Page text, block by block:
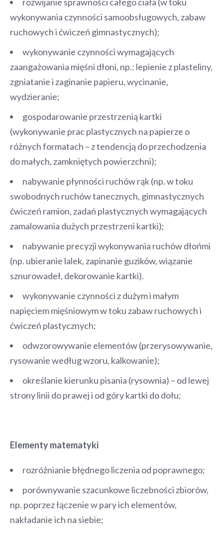
wykonywania czynności samoobsługowych, zabaw
ruchowych i ćwiczeń gimnastycznych);
wykonywanie czynności wymagających
zaangażowania mięśni dłoni, np.: lepienie z plasteliny,
zgniatanie i zaginanie papieru, wycinanie,
wydzieranie;
gospodarowanie przestrzenią kartki
(wykonywanie prac plastycznych na papierze o
różnych formatach – z tendencją do przechodzenia
do małych, zamkniętych powierzchni);
nabywanie płynności ruchów rąk (np. w toku
swobodnych ruchów tanecznych, gimnastycznych
ćwiczeń ramion, zadań plastycznych wymagających
zamalowania dużych przestrzeni kartki);
nabywanie precyzji wykonywania ruchów dłońmi
(np. ubieranie lalek, zapinanie guzików, wiązanie
sznurowadeł, dekorowanie kartki).
wykonywanie czynności z dużym i małym
napięciem mięśniowym w toku zabaw ruchowych i
ćwiczeń plastycznych;
odwzorowywanie elementów (przerysowywanie,
rysowanie według wzoru, kalkowanie);
określanie kierunku pisania (rysownia) – od lewej
strony linii do prawej i od góry kartki do dołu;
Elementy matematyki
rozróżnianie błędnego liczenia od poprawnego;
porównywanie szacunkowe liczebności zbiorów,
np. poprzez łączenie w pary ich elementów,
nakładanie ich na siebie;